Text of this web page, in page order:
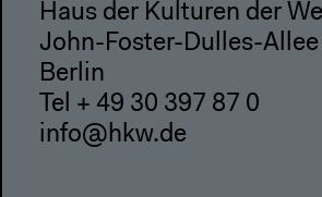
Haus der Kulturen der
John-Foster-Dulles-
Berlin
Tel + 49 30 397 87 0
info@hkw.de